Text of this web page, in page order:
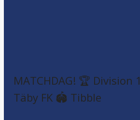
MATCHDAG! 🏆 Division
Täby FK 🏟️ Tibble